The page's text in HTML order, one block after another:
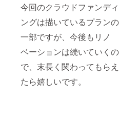
今回のクラウドファンディ
ングは描いているプランの
一部ですが、今後もリノ
ベーションは続いていくの
で、末長く関わってもらえ
たら嬉しいです。